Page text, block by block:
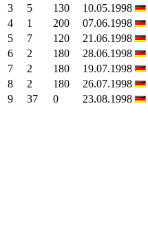
3
5 130 10.05.1998
4
1 200 07.06.1998
5
7 120 21.06.1998
6
2 180 28.06.1998
7
2 180 19.07.1998
8
2 180 26.07.1998
9
37 0 23.08.1998